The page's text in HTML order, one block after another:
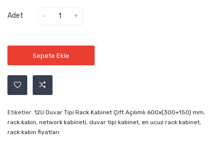
Adet
Sepete Ekle
Etiketler: 12U Duvar Tipi Rack Kabinet Çift Açılımlı 600x(300+150) mm,
rack kabin, network kabineti, duvar tipi kabinet, en ucuz rack kabinet,
rack kabin fiyatları